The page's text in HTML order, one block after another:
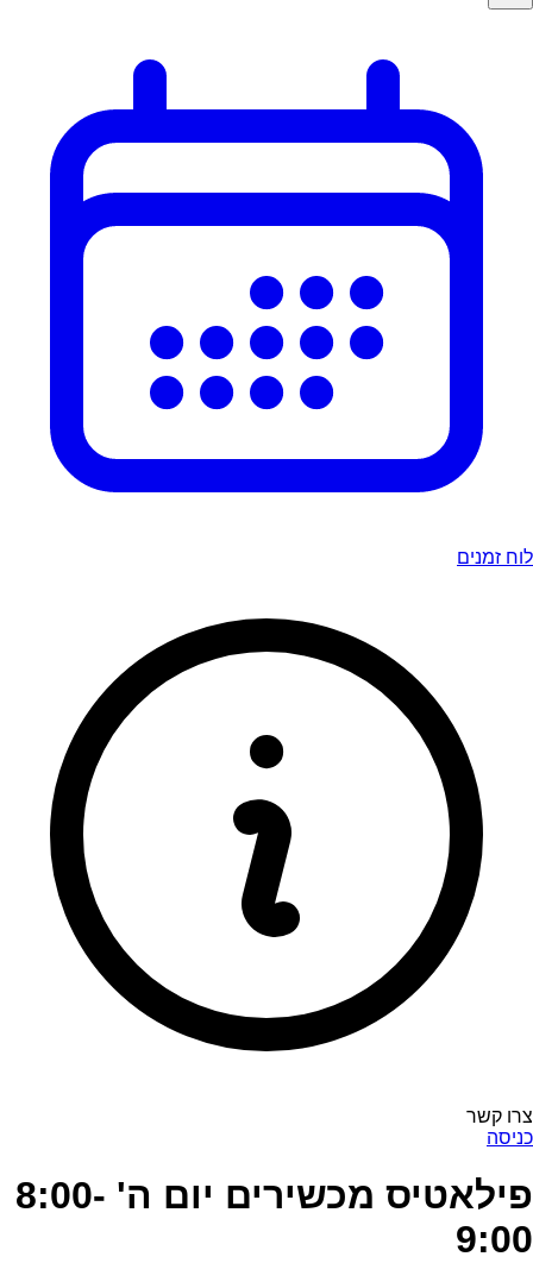
לוח זמנים
צרו קשר
כניסה
פילאטיס מכשירים יום ה' 8:00-
9:00